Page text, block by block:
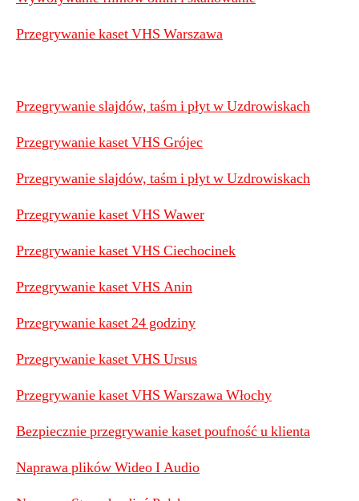
Przegrywanie kaset VHS Warszawa
Przegrywanie slajdów, taśm i płyt w Uzdrowiskach
Przegrywanie kaset VHS Grójec
Przegrywanie slajdów, taśm i płyt w Uzdrowiskach
Przegrywanie kaset VHS Wawer
Przegrywanie kaset VHS Ciechocinek
Przegrywanie kaset VHS Anin
Przegrywanie kaset 24 godziny
Przegrywanie kaset VHS Ursus
Przegrywanie kaset VHS Warszawa Włochy
Bezpiecznie przegrywanie kaset poufność u klienta
Naprawa plików Wideo I Audio